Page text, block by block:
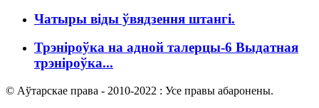
Чатыры віды ўвядзення штангі.
Трэніроўка на адной талерцы-6 Выдатная
трэніроўка...
© Аўтарскае права - 2010-2022 : Усе правы абаронены.